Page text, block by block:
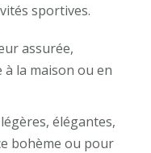
sportives.
assurée,
la maison ou en
élégantes,
bohème ou pour